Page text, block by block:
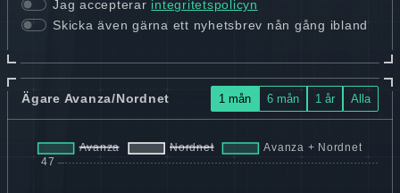
Jag accepterar integritetspolicyn
Skicka även gärna ett nyhetsbrev nån gång ibland
Ägare Avanza/Nordnet 1 mån 6 mån 1 år Alla